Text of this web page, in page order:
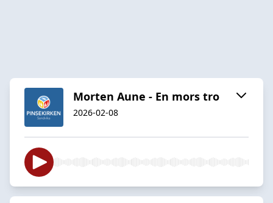
Morten Aune - En mors tro
2026-02-08